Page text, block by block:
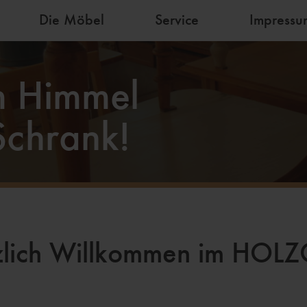
Die Möbel Service
Himmel
Hier gibt's mehr!
Willkommen im